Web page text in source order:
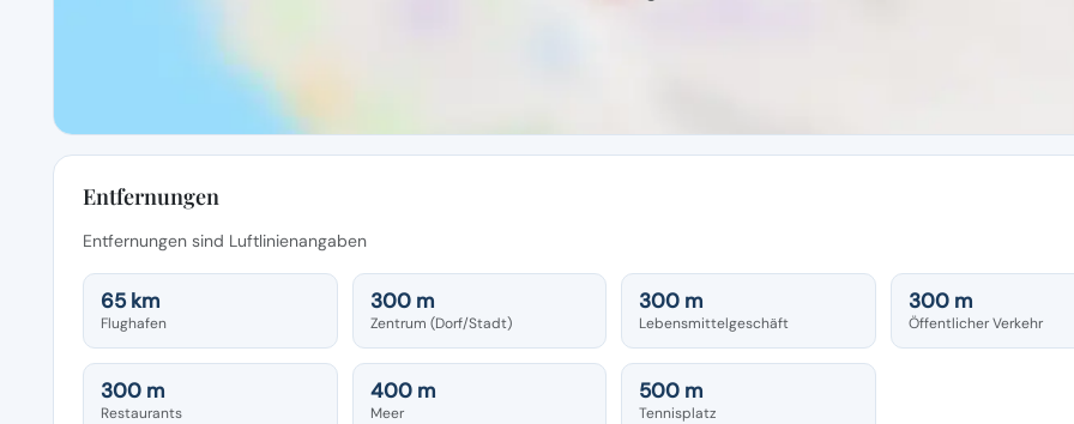
Entfernungen
Entfernungen sind Luftlinienangaben
65 km
Flughafen
300 m
Zentrum (Dorf/Stadt)
300 m
Lebensmittelgeschäft
300 m
Öffentlicher Verkehr
300 m
Restaurants
400 m
Meer
500 m
Tennisplatz